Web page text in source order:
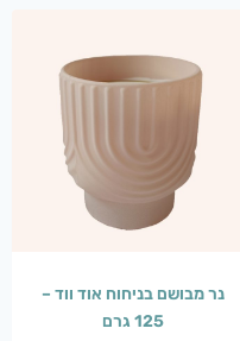
נר מבושם בניחוח אוד ווד –
125 גרם